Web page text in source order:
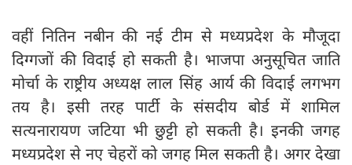
वहीं नितिन नबीन की नई टीम से मध्यप्रदेश के मौजूदा
दिग्गजों की विदाई हो सकती है। भाजपा अनुसूचित जाति
मोर्चा के राष्ट्रीय अध्यक्ष लाल सिंह आर्य की विदाई लगभग
तय है। इसी तरह पार्टी के संसदीय बोर्ड में शामिल
सत्यनारायण जटिया भी छुट्टी हो सकती है। इनकी जगह
मध्यप्रदेश से नए चेहरों को जगह मिल सकती है। अगर देखा